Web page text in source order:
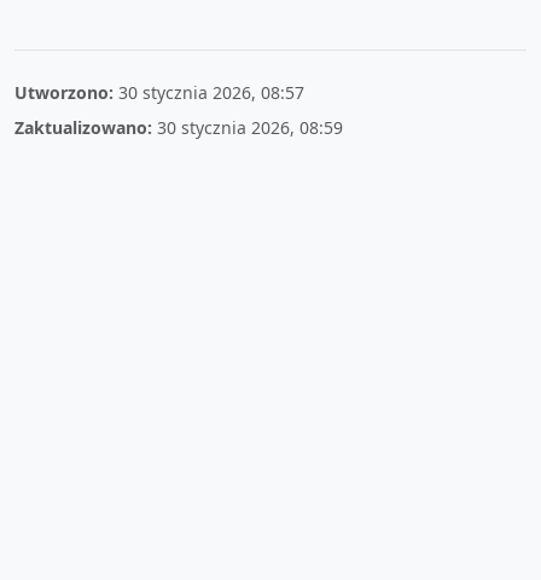
Utworzono: 30 stycznia 2026, 08:57
Zaktualizowano: 30 stycznia 2026, 08:59